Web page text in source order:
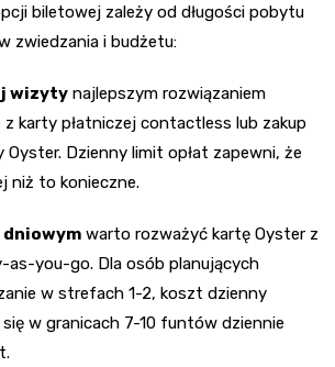
biletowej zależy od długości pobytu
zwiedzania i budżetu:
wizyty najlepszym rozwiązaniem
karty płatniczej contactless lub zakup
Dzienny limit opłat zapewni, że
niż to konieczne.
warto rozważyć kartę Oyster z
as-you-go. Dla osób planujących
w strefach 1-2, koszt dzienny
w granicach 7-10 funtów dziennie